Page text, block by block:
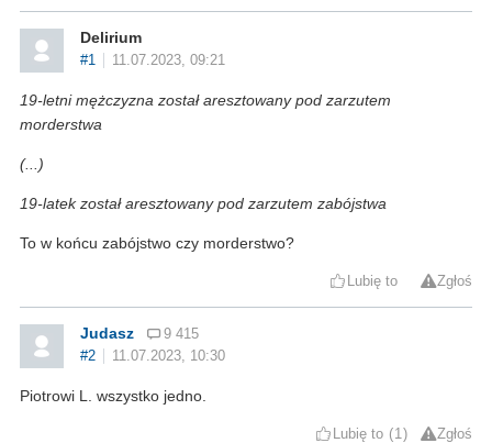
Delirium
#1 11.07.2023, 09:21
19-letni mężczyzna został aresztowany pod zarzutem
morderstwa
(...)
19-latek został aresztowany pod zarzutem zabójstwa
To w końcu zabójstwo czy morderstwo?
Lubię to Zgłoś
Judasz
9 415
#2
11.07.2023, 10:30
Piotrowi L. wszystko jedno.
Lubię to 1 Zgłoś